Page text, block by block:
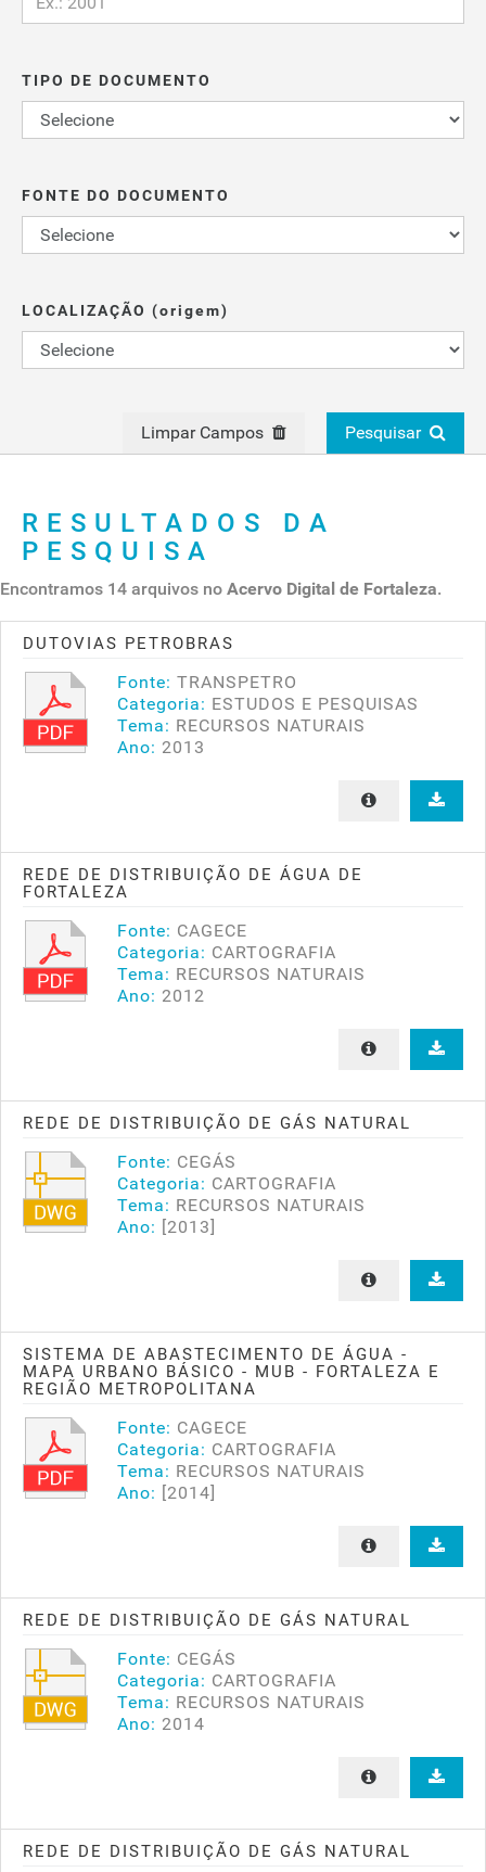
TIPO DE DOCUMENTO
FONTE DO DOCUMENTO
LOCALIZAÇÃO (origem)
Pesquisar
Limpar Campos
RESULTADOS DA
PESQUISA
Encontramos 14 arquivos no Acervo Digital de Fortaleza.
DUTOVIAS PETROBRAS
Fonte: TRANSPETRO
Categoria: ESTUDOS E PESQUISAS
Tema: RECURSOS NATURAIS
Ano: 2013
REDE DE DISTRIBUIÇÃO DE ÁGUA DE
FORTALEZA
Fonte: CAGECE
Categoria: CARTOGRAFIA
Tema: RECURSOS NATURAIS
Ano: 2012
REDE DE DISTRIBUIÇÃO DE GÁS NATURAL
Fonte: CEGÁS
Categoria: CARTOGRAFIA
Tema: RECURSOS NATURAIS
Ano: [2013]
SISTEMA DE ABASTECIMENTO DE ÁGUA -
MAPA URBANO BÁSICO - MUB - FORTALEZA E
REGIÃO METROPOLITANA
Fonte: CAGECE
Categoria: CARTOGRAFIA
Tema: RECURSOS NATURAIS
Ano: [2014]
REDE DE DISTRIBUIÇÃO DE GÁS NATURAL
Fonte: CEGÁS
Categoria: CARTOGRAFIA
Tema: RECURSOS NATURAIS
Ano: 2014
REDE DE DISTRIBUIÇÃO DE GÁS NATURAL